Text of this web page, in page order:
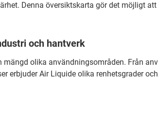
Denna översiktskarta gör det möjligt
och hantverk
olika användningsområden. Från
erbjuder Air Liquide olika renhetsgrader